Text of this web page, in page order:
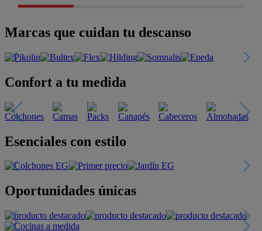
Marcas que cuidan tu descanso
Confort a tu medida
Esenciales con estilo
Oportunidades únicas